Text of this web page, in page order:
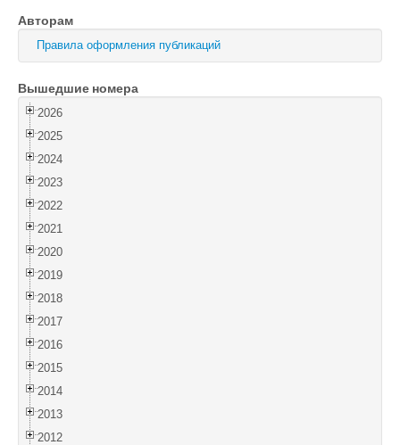
Оптика и спектроскопия
Поиск
Войти
Авторам
Правила оформления публикаций
Вышедшие номера
2026
2025
2024
2023
2022
2021
2020
2019
2018
2017
2016
2015
2014
2013
2012